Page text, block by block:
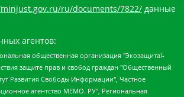
ru/documents/7822/ данные
агентов:
общественная организация "Мы против СПИДа", Камалягин Денис Николаевич, Маркелов Сергей Евгеньевич, Пономарев Лев Александрович, Савицкая Людмила Алексеевна, Автономная некоммерческая организация "Центр по работе с проблемой насилия "НАСИЛИЮ.НЕТ", Межрегиональный профессиональный союз работников здравоохранения "Альянс врачей", Юридическое лицо, зарегистрированное в Латвийской Республике, SIA "Medusa Project" (регистрационный номер 40103797863, дата регистрации 10.06.2014), Некоммерческая организация "Фонд по борьбе с коррупцией", Автономная некоммерческая организация "Институт права и публичной политики", Баданин Роман Сергеевич, Гликин Максим Александрович, Железнова Мария Михайловна, Лукьянова Юлия Сергеевна, Маетная Елизавета Витальевна, Маняхин Петр Борисович, Чуракова Ольга Владимировна, Ярош Юлия Петровна, Юридическое лицо "The Insider SIA", зарегистрированное в Риге, Латвийская Республика (дата регистрации 26.06.2015), являющееся администратором доменного имени интернет-издания "The Insider SIA", https://theins.ru, Постернак Алексей Евгеньевич, Рубин Михаил Аркадьевич, Анин Роман Александрович, Юридическое лицо Istories fonds, зарегистрированное в Латвийской Республике (регистрационный номер 50008295751, дата регистрации 24.02.2020), Великовский Дмитрий Александрович, Долинина Ирина Николаевна, Мароховская Алеся Алексеевна, Шлейнов Роман Юрьевич, Шмагун Олеся Валентиновна, Общество с ограниченной ответственностью "Альтаир 2021", Общество с ограниченной ответственностью "Вега 2021", Общество с ограниченной ответственностью "Главный редактор 2021", Общество с ограниченной ответственностью "Ромашки монолит", Важенков Артем Валерьевич, Ивановская областная общественная организация "Центр гендерных исследований", Гурман Юрий Альбертович, Медиапроект "ОВД-Инфо", Егоров Владимир Владимирович, Жилинский Владимир Александрович, Общество с ограниченной ответственностью "ЗП", Иванова София Юрьевна, Карезина Инна Павловна, Кильтау Екатерина Викторовна, Петров Алексей Викторович, Пискунов Сергей Евгеньевич, Смирнов Сергей Сергеевич, Тихонов Михаил Сергеевич, Общество с ограниченной ответственностью "ЖУРНАЛИСТ-ИНОСТРАННЫЙ АГЕНТ", Арапова Галина Юрьевна, Вольтская Татьяна Анатольевна, Американская компания "Mason G.E.S. Anonymous Foundation" (США), являющаяся владельцем интернет-издания https://mnews.world/, Компания "Stichting Bellingcat", зарегистрированная в Нидерландах (дата регистрации 11.07.2018), Захаров Андрей Вячеславович, Клепиковская Екатерина Дмитриевна, Общество с ограниченной ответственностью "МЕМО", Перл Роман Александрович, Симонов Евгений Алексеевич, Соловьева Елена Анатольевна, Сотников Даниил Владимирович, Сурначева Елизавета Дмитриевна, Автономная некоммерческая организация по защите прав человека и информированию населения "Якутия – Наше Мнение", Общество с ограниченной ответственностью "Москоу диджитал медиа", с 26.01.2023 Общество с ограниченной ответственностью "Чайка Белые сады", Ветошкина Валерия Валерьевна, Заговора Максим Александрович, Межрегиональное общественное движение "Российская ЛГБТ - сеть", Оленичев Максим Владимирович, Павлов Иван Юрьевич, Скворцова Елена Сергеевна, Общество с ограниченной ответственностью "Как бы инагент", Кочетков Игорь Викторович, Общество с ограниченной ответственностью "Честные выборы", Еланчик Олег Александрович, Общество с ограниченной ответственностью "Нобелевский призыв", Гималова Регина Эмилевна, Григорьев Андрей Валерьевич, Григорьева Алина Александровна, Ассоциация по содействию защите прав призывников, альтернативнослужащих и военнослужащих "Правозащитная группа "Гражданин.Армия.Право", Хисамова Регина Фаритовна, Автономная некоммерческая организация по реализации социально-правовых программ "Лилит", Дальневосточное общественное движение "Маяк", Санкт-Петербургская ЛГБТ-инициативная группа "Выход", Инициативная группа ЛГБТ+ "Реверс", Алексеев Андрей Викторович, Бекбулатова Таисия Львовна, Беляев Иван Михайлович, Владыкина Елена Сергеевна, Гельман Марат Александрович, Никульшина Вероника Юрьевна, Толоконникова Надежда Андреевна, Шендерович Виктор Анатольевич, Общество с ограниченной ответственностью "Данное сообщение", Общество с ограниченной ответственностью Издательский дом "Новая глава", Айнбиндер Александра Александровна, Московский комьюнити-центр для ЛГБТ+инициатив, Благотворительный фонд развития филантропии, Deutsche Welle (Германия, Kurt-Schumacher-Strasse 3, 53113 Bonn), Борзунова Мария Михайловна, Воробьев Виктор Викторович, Голубева Анна Львовна, Константинова Алла Михайловна, Малкова Ирина Владимировна, Мурадов Мурад Абдулгалимович, Осетинская Елизавета Николаевна, Понасенков Евгений Николаевич, Ганапольский Матвей Юрьевич, Киселев Евгений Алексеевич, Борухович Ирина Григорьевна, Дремин Иван Тимофеевич, Дубровский Дмитрий Викторович, Красноярская региональная общественная организация поддержки и развития альтернативных образовательных технологий и межкультурных коммуникаций "ИНТЕРРА", Маяковская Екатерина Алексеевна, Фейгин Марк Захарович, Филимонов Андрей Викторович, Дзугкоева Регина Николаевна, Доброхотов Роман Александрович, Дудь Юрий Александрович, Елкин Сергей Владимирович, Кругликов Кирилл Игоревич, Сабунаева Мария Леонидовна, Семенов Алексей Владимирович, Шаинян Карен Багратович, Шульман Екатерина Михайловна, Асафьев Артур Валерьевич, Вахштайн Виктор Семенович, Венедиктов Алексей Алексеевич, Лушникова Екатерина Евгеньевна, Волков Леонид Михайлович, Невзоров Александр Глебович, Пархоменко Сергей Борисович, Сироткин Ярослав Николаевич, Кара-Мурза Владимир Владимирович, Баранова Наталья Владимировна, Гозман Леонид Яковлевич, Кагарлицкий Борис Юльевич, Климарев Михаил Валерьевич, Милов Владимир Станиславович, Автономная некоммерческая организация Краснодарский центр современного искусства "Типография", Моргенштерн Алишер Тагирович, Соболь Любовь Эдуардовна, Общество с ограниченной ответственностью "ЛИЗА НОРМ", Каспаров Гарри Кимович, Ходорковский Михаил Борисович, Общество с ограниченной ответственностью "Апрельские тезисы", Данилович Ирина Брониславовна, Кашин Олег Владимирович, Петров Николай Владимирович, Пивоваров Алексей Владимирович, Соколов Михаил Владимирович, Цветкова Юлия Владимировна, Чичваркин Евгений Александрович, Комитет против пыток/Команда против пыток, Общество с ограниченной ответственностью "Первый научный", Общество с ограниченной ответственностью "Вертолет и ко", Белоцерковская Вероника Борисовна, Кац Максим Евгеньевич, Лазарева Татьяна Юрьевна, Шаведдинов Руслан Табризович, Яшин Илья Валерьевич, Общество с ограниченной ответственностью "Иноагент ААВ", Алешковский Дмитрий Петрович, Альбац Евгения Марковна, Быков Дмитрий Львович, Галямина Юлия Евгеньевна, Лойко Сергей Леонидович, Мартынов Кирилл Константинович, Медведев Сергей Александрович, Крашенинников Федор Геннадиевич, Гордеева Катерина Вл